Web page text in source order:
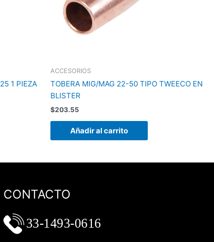
1 PIEZA
ACCESORIOS
TOBERA MIG/MAG 22-50 TIPO TWEECO EN
BLISTER
$203.55
Añadir al carrito
CONTACTO